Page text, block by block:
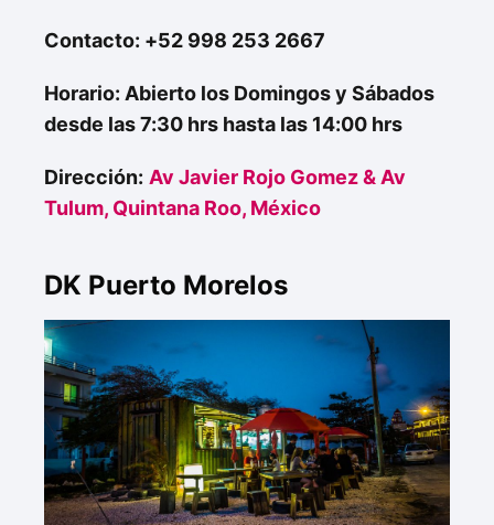
Contacto: +52 998 253 2667
Horario: Abierto los Domingos y Sábados
desde las 7:30 hrs hasta las 14:00 hrs
Dirección: Av Javier Rojo Gomez & Av
Tulum, Quintana Roo, México
DK Puerto Morelos